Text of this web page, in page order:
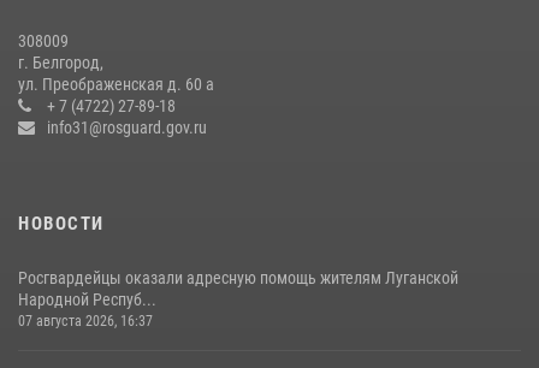
В Белгороде росгвардейцы приняли участие в круглом столе с
представителем Российского общества «Знание»
17 июля 2026, 07:10
308009
г. Белгород,
ул. Преображенская д. 60 а
+ 7 (4722) 27-89-18
info31@rosguard.gov.ru
НОВОСТИ
Росгвардейцы оказали адресную помощь жителям Луганской
Народной Респуб...
07 августа 2026, 16:37